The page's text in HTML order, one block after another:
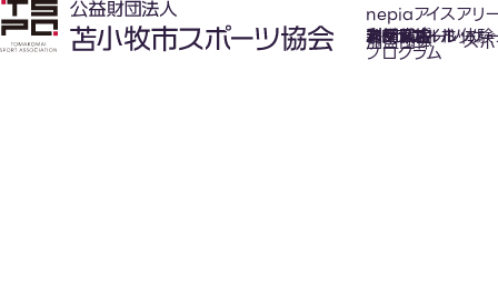
nepiaアイスアリ
氷上スポーツ体験
プログラム
お知らせ
スケジュール
フロアガイド
利用案内
利用料金
カジュアルホッケ
アクセス
加盟団体 ス